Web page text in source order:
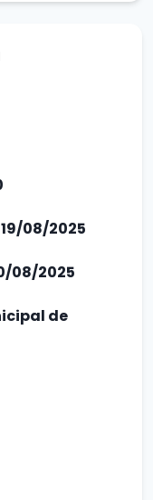
19/08/2025
08/2025
de